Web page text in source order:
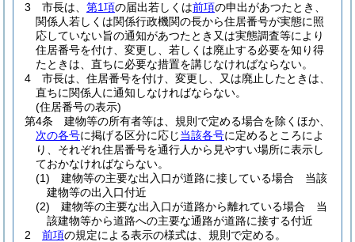
3
市長は、 第1項の届出若しくは前項の申出があつたとき、
関係人若しくは関係行政機関の長から住居番号が実態に照
応していない旨の通知があつたとき又は実態調査等により
住居番号を付け、変更し、若しくは廃止する必要を知り得
たときは、直ちに必要な措置を講じなければならない。
4
市長は、住居番号を付け、変更し、又は廃止したときは、
直ちに関係人に通知しなければならない。
(住居番号の表示)
第4条
建物等の所有者等は、規則で定める場合を除くほか、
次の各号に掲げる区分に応じ当該各号に定めるところによ
り、それぞれ住居番号を通行人から見やすい場所に表示し
ておかなければならない。
(1)
建物等の主要な出入口が道路に接している場合 当該
建物等の出入口付近
(2)
建物等の主要な出入口が道路から離れている場合 当
該建物等から道路への主要な通路が道路に接する付近
2
前項の規定による表示の様式は、規則で定める。